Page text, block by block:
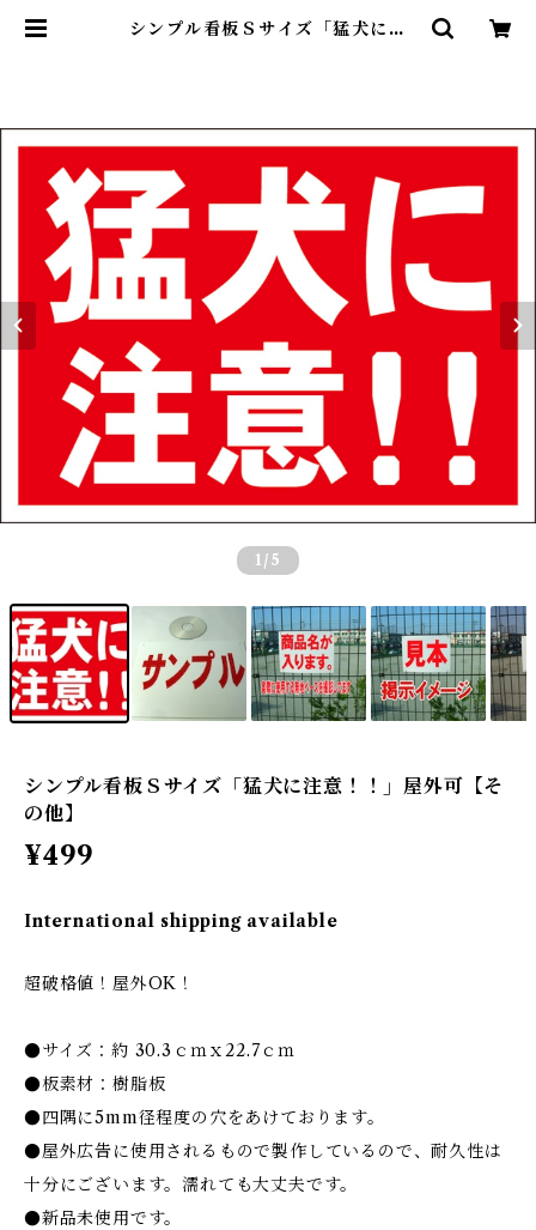
シンプル看板Ｓサイズ「猛犬に注
1 /5
シンプル看板Ｓサイズ「猛犬に注意！！」屋外可【そ
の他】
¥499
International shipping available
超破格値！屋外OK！
●サイズ：約 30.3ｃｍｘ22.7ｃｍ
●板素材：樹脂板
●四隅に5mm径程度の穴をあけております。
●屋外広告に使用されるもので製作しているので、耐久性は
十分にございます。濡れても大丈夫です。
●新品未使用です。